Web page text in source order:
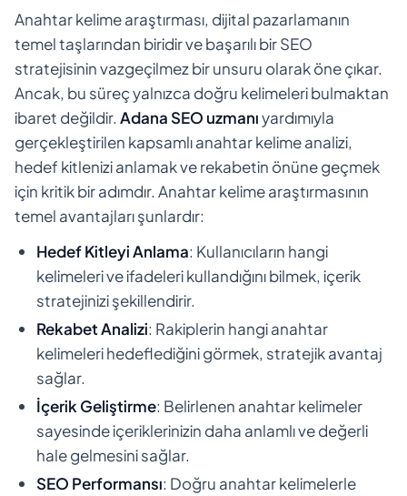
Anahtar kelime araştırması, dijital pazarlamanın
temel taşlarından biridir ve başarılı bir SEO
stratejisinin vazgeçilmez bir unsuru olarak öne çıkar.
Ancak, bu süreç yalnızca doğru kelimeleri bulmaktan
ibaret değildir. Adana SEO uzmanıyardımıyla
gerçekleştirilen kapsamlı anahtar kelime analizi,
hedef kitlenizi anlamak ve rekabetin önüne geçmek
için kritik bir adımdır. Anahtar kelime araştırmasının
temel avantajları şunlardır:
Hedef Kitleyi Anlama: Kullanıcıların hangi
kelimeleri ve ifadeleri kullandığını bilmek, içerik
stratejinizi şekillendirir.
Rekabet Analizi: Rakiplerin hangi anahtar
kelimeleri hedeflediğini görmek, stratejik avantaj
sağlar.
İçerik Geliştirme: Belirlenen anahtar kelimeler
sayesinde içeriklerinizin daha anlamlı ve değerli
hale gelmesini sağlar.
SEO Performansı: Doğru anahtar kelimelerle